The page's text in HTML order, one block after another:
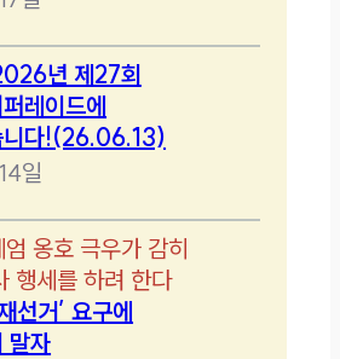
년 제27회
레이드에
니다!(26.06.13)
일
엄 옹호 극우가 감히
행세를 하려 한다
선거’ 요구에
말자